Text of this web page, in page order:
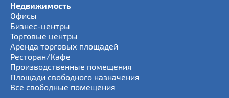
Недвижимость
Офисы
Бизнес-центры
Торговые центры
Аренда торговых площадей
Ресторан/Кафе
Производственные помещения
Площади свободного назначения
Все свободные помещения